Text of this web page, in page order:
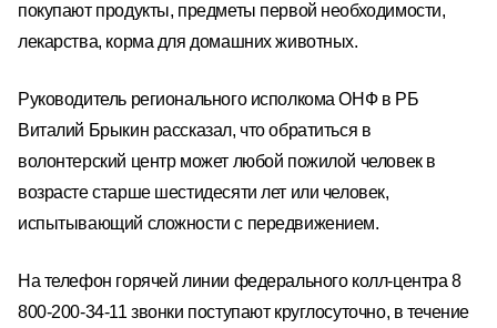
покупают продукты, предметы первой необходимости,
лекарства, корма для домашних животных.
Руководитель регионального исполкома ОНФ в РБ
Виталий Брыкин рассказал, что обратиться в
волонтерский центр может любой пожилой человек в
возрасте старше шестидесяти лет или человек,
испытывающий сложности с передвижением.
На телефон горячей линии федерального колл-центра 8
800-200-34-11 звонки поступают круглосуточно, в течение